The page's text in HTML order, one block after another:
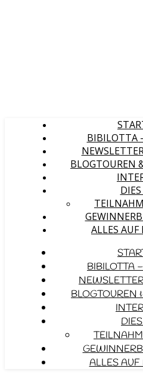
BIBILOTTA
BLOGTOUREN
ALLES
BIBILOTTA
BLOGTOUREN
ALLES